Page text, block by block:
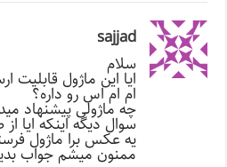
sajjad
سلام
ایا این ماژول قابلیت
ام ام اس رو داره؟
چه ماژولی پیشنهاد
سوال دیگه اینکه ایا
یه عکس برا ماژول
ممنون میشم جواب